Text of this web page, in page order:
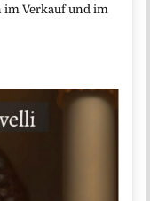
im Verkauf und im